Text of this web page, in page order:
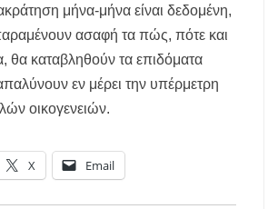
εργασίας για
ετών – Στους
στη Μεγάλη Παναγία
των ιερών
στην
συναυλία στον
μήνα-μήνα είναι δεδομένη,
ασαφή τα πώς, πότε και
θα καταβληθούν τα επιδόματα
εν μέρει την υπέρμετρη
οικογενειών.
X Email